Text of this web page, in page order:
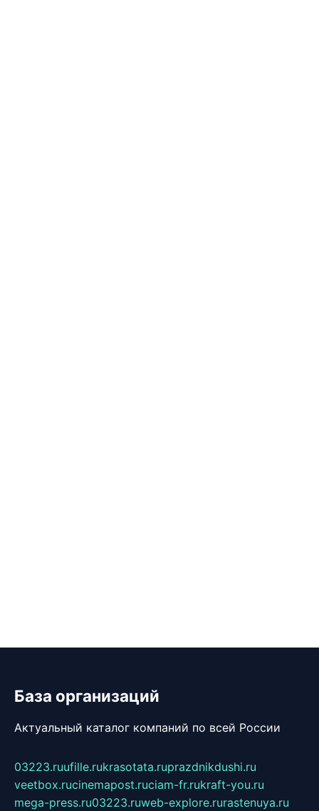
База организаций
Актуальный каталог компаний по всей России
03223.ruufille.rukrasotata.ruprazdnikdushi.ru
veetbox.rucinemapost.ruciam-fr.rukraft-you.ru
mega-press.ru03223.ruweb-explore.rurastenuya.ru